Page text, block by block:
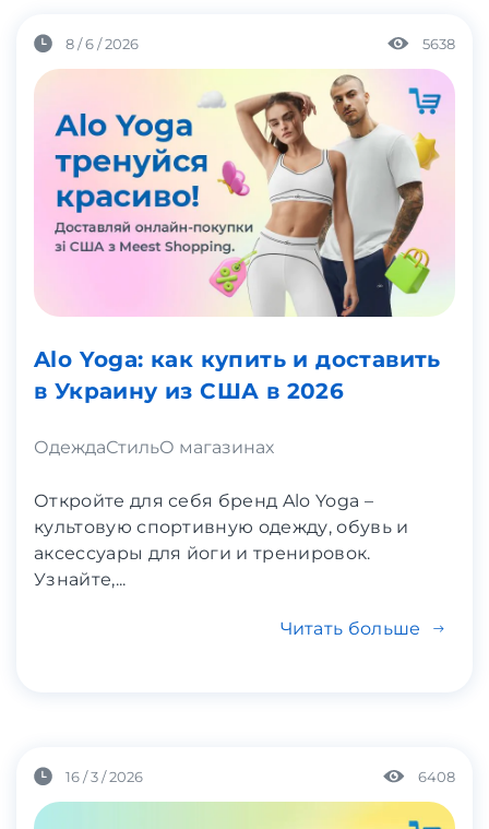
8 / 6 / 2026 5638
Alo Yoga: как купить и доставить
в Украину из США в 2026
ОдеждаСтильО магазинах
Откройте для себя бренд Alo Yoga –
культовую спортивную одежду, обувь и
аксессуары для йоги и тренировок.
Узнайте,...
Читать больше
16 / 3 / 2026 6408